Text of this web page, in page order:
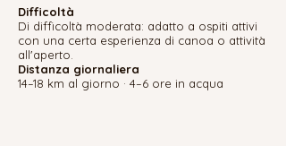
Difficoltà
Di difficoltà moderata: adatto a ospiti attivi
con una certa esperienza di canoa o attività
all'aperto.
Distanza giornaliera
14–18 km al giorno · 4–6 ore in acqua